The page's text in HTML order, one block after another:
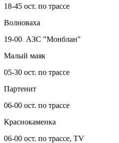
18-45 ост. по трассе
Волноваха
19-00 АЗС "Монблан"
Малый маяк
05-30 ост. по трассе
Партенит
06-00 ост. по трассе
Краснокаменка
06-00 ост. по трассе, TV